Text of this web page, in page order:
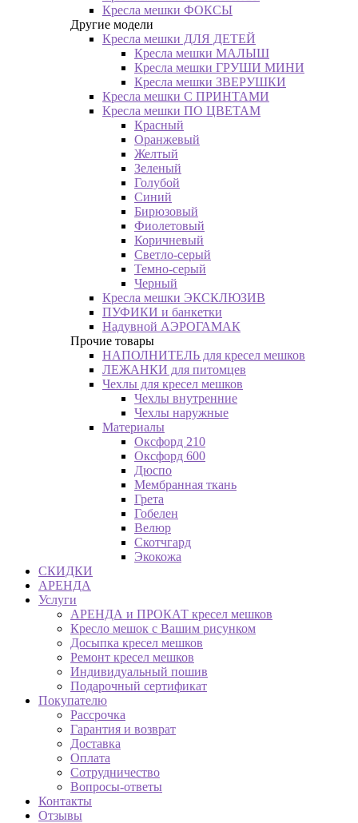
Кресла мешки ФОКСЫ
Другие модели
Кресла мешки ДЛЯ ДЕТЕЙ
Кресла мешки МАЛЫШ
Кресла мешки ГРУШИ МИНИ
Кресла мешки ЗВЕРУШКИ
Кресла мешки С ПРИНТАМИ
Кресла мешки ПО ЦВЕТАМ
Красный
Оранжевый
Желтый
Зеленый
Голубой
Синий
Бирюзовый
Фиолетовый
Коричневый
Светло-серый
Темно-серый
Черный
Кресла мешки ЭКСКЛЮЗИВ
ПУФИКИ и банкетки
Надувной АЭРОГАМАК
Прочие товары
НАПОЛНИТЕЛЬ для кресел мешков
ЛЕЖАНКИ для питомцев
Чехлы для кресел мешков
Чехлы внутренние
Чехлы наружные
Материалы
Оксфорд 210
Оксфорд 600
Дюспо
Мембранная ткань
Грета
Гобелен
Велюр
Скотчгард
Экокожа
СКИДКИ
АРЕНДА
Услуги
АРЕНДА и ПРОКАТ кресел мешков
Кресло мешок с Вашим рисунком
Досыпка кресел мешков
Ремонт кресел мешков
Индивидуальный пошив
Подарочный сертификат
Покупателю
Рассрочка
Гарантия и возврат
Доставка
Оплата
Сотрудничество
Вопросы-ответы
Контакты
Отзывы